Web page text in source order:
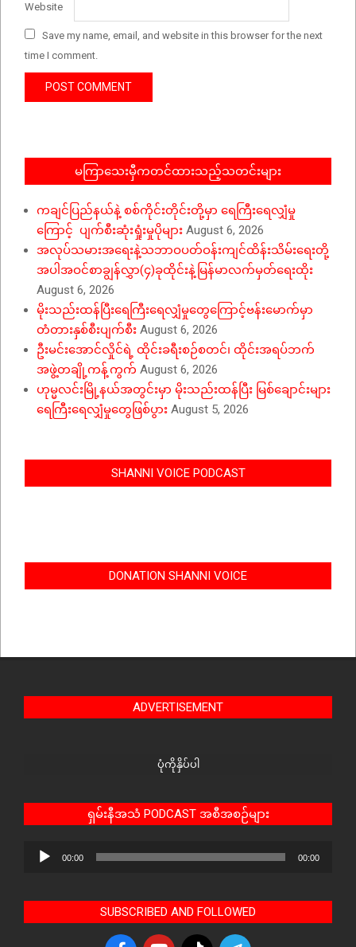
Website
Save my name, email, and website in this browser for the next
time I comment.
မကြာသေးမှီကတင်ထားသည့်သတင်းများ
ကချင်ပြည်နယ်နဲ့ စစ်ကိုင်းတိုင်းတို့မှာ ရေကြီးရေလျှံမှု
ကြောင့် ပျက်စီးဆုံးရှုံးမှုပိုများ August 6, 2026
အလုပ်သမားအရေးနဲ့သဘာဝပတ်ဝန်းကျင်ထိန်းသိမ်းရေးတို့
အပါအဝင်စာချွန်လွှာ(၄)ခုထိုင်းနဲ့မြန်မာလက်မှတ်ရေးထိုး
August 6, 2026
မိုးသည်းထန်ပြီးရေကြီးရေလျှံမှုတွေကြောင့်ဗန်းမောက်မှာ
တံတားနှစ်စီးပျက်စီး August 6, 2026
ဦးမင်းအောင်လှိုင်ရဲ့ ထိုင်းခရီးစဉ်စတင်၊ ထိုင်းအရပ်ဘက်
အဖွဲ့တချို့ကန့်ကွက် August 6, 2026
ဟုမ္မလင်းမြို့နယ်အတွင်းမှာ မိုးသည်းထန်ပြီး မြစ်ချောင်းများ
ရေကြီးရေလျှံမှုတွေဖြစ်ပွား August 5, 2026
SHANNI VOICE PODCAST
DONATION SHANNI VOICE
ADVERTISEMENT
ပုံကိုနှိပ်ပါ
ရှမ်းနီအသံ PODCAST အစီအစဉ်များ
Audio
00:00 00:00
SUBSCRIBED AND FOLLOWED